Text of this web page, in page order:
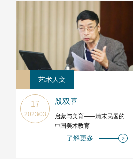
艺术人文
17
2023/03
殷双喜
启蒙与美育——清末民国的
中国美术教育
了解更多